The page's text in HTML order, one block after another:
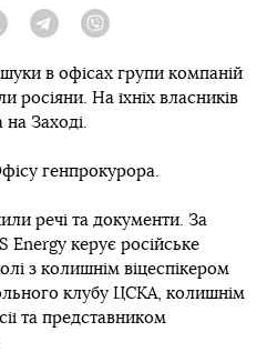
Twitter Telegram
в офісах групи компаній
росіяни. На їхніх власників
на Заході.
генпрокурора.
речі та документи. За
Energy керує російське
з колишнім віцеспікером
клубу ЦСКА, колишнім
та представником